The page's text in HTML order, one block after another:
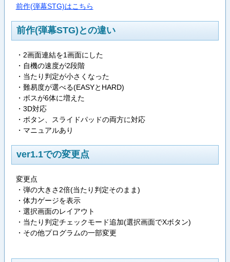
前作(弾幕STG)はこちら
前作(弾幕STG)との違い
・2画面連結を1画面にした
・自機の速度が2段階
・当たり判定が小さくなった
・難易度が選べる(EASYとHARD)
・ボスが6体に増えた
・3D対応
・ボタン、スライドパッドの両方に対応
・マニュアルあり
ver1.1での変更点
変更点
・弾の大きさ2倍(当たり判定そのまま)
・体力ゲージを表示
・選択画面のレイアウト
・当たり判定チェックモード追加(選択画面でXボタン)
・その他プログラムの一部変更